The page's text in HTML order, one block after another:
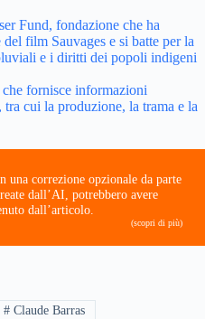
Fund, fondazione che ha
film Sauvages e si batte per la
e i diritti dei popoli indigeni
fornisce informazioni
cui la produzione, la trama e la
correzione opzionale da parte
dall’AI, potrebbero avere
dall’articolo.
(scopri di più)
# Claude Barras